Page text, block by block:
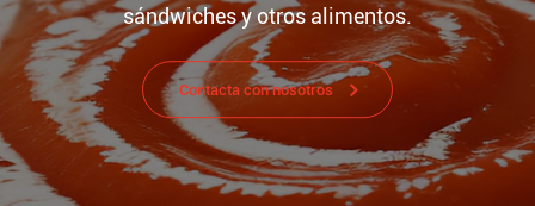
sándwiches y otros alimentos.
Contacta con nosotros